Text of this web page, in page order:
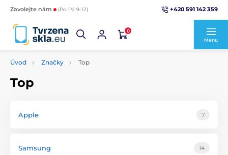
Zavolejte nám (Po-Pá 9-12) +420 591 142 359
0
Menu
Úvod Značky Top
Top
Apple 7
Samsung 14